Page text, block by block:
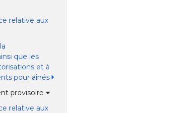
relative aux
que les
et à
pour aînés
provisoire
relative aux